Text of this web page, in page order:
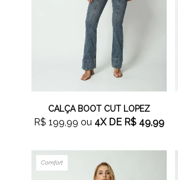
CALÇA BOOT CUT LOPEZ
R$ 199,99 ou 4XDE R$ 49,99
Comfort